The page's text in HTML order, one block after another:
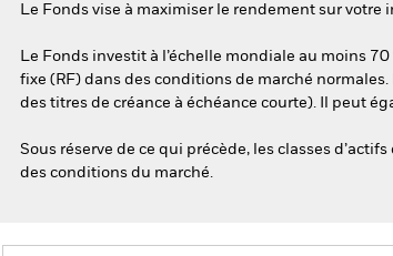
Le Fonds vise à maximiser le rendement sur
Le Fonds investit à l’échelle mondiale au moins
fixe (RF) dans des conditions de marché
des titres de créance à échéance courte). Il peut
Sous réserve de ce qui précède, les classes
des conditions du marché.